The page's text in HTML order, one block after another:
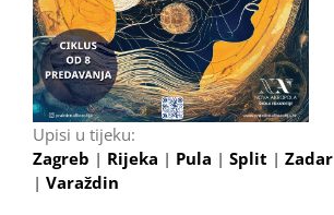
Upisi u tijeku:
Zagreb | Rijeka | Pula | Split | Zadar
| Varaždin